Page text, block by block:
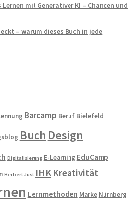
mit Generativer KI – Chancen und
– warum dieses Buch in jede
Barcamp Beruf Bielefeld
Buch Design
Digitalisierung E-Learning EduCamp
Herbert Just IHK Kreativität
Lernmethoden Marke Nürnberg